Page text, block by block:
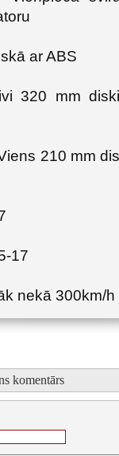
ar ABS
320 mm
210 mm
17
nekā 300km/h
komentārs